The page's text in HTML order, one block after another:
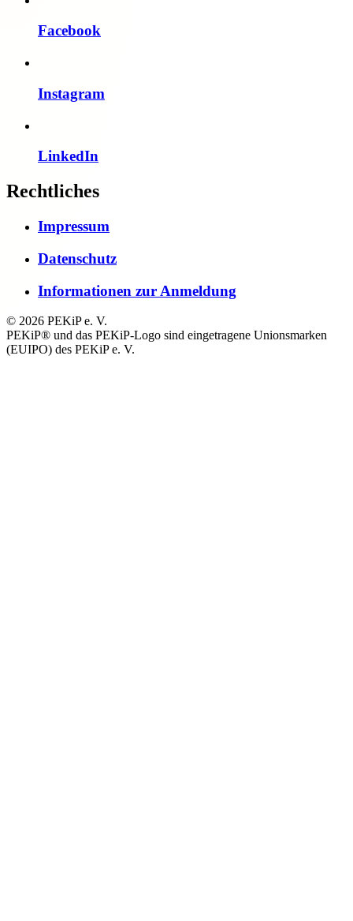
Facebook
Instagram
LinkedIn
Rechtliches
Impressum
Datenschutz
Informationen zur Anmeldung
© 2026 PEKiP e. V.
PEKiP® und das PEKiP-Logo sind eingetragene Unionsmarken
(EUIPO) des PEKiP e. V.